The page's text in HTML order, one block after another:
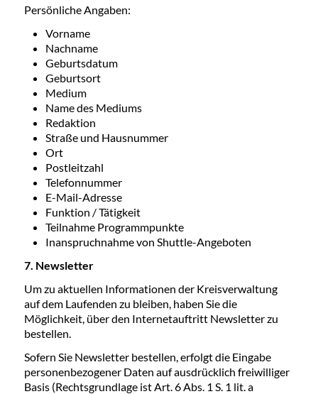
Persönliche Angaben:
Vorname
Nachname
Geburtsdatum
Geburtsort
Medium
Name des Mediums
Redaktion
Straße und Hausnummer
Ort
Postleitzahl
Telefonnummer
E-Mail-Adresse
Funktion / Tätigkeit
Teilnahme Programmpunkte
Inanspruchnahme von Shuttle-Angeboten
7. Newsletter
Um zu aktuellen Informationen der Kreisverwaltung
auf dem Laufenden zu bleiben, haben Sie die
Möglichkeit, über den Internetauftritt Newsletter zu
bestellen.
Sofern Sie Newsletter bestellen, erfolgt die Eingabe
personenbezogener Daten auf ausdrücklich freiwilliger
Basis (Rechtsgrundlage ist Art. 6 Abs. 1 S. 1 lit. a